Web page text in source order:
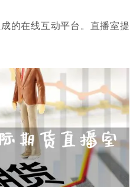
的在线互动平台。直播室提